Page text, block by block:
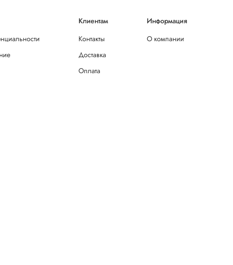
Клиентам
Контакты
Доставка
Оплата
Информация
О компании